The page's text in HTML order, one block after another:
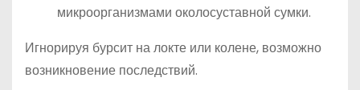
микроорганизмами околосуставной сумки.
Игнорируя бурсит на локте или колене, возможно
возникновение последствий.